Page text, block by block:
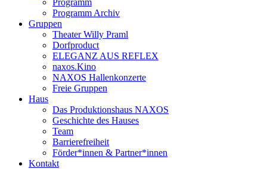
Programm Archiv
Gruppen
Theater Willy Praml
Dorfproduct
ELEGANZ AUS REFLEX
naxos.Kino
NAXOS Hallenkonzerte
Freie Gruppen
Haus
Das Produktionshaus NAXOS
Geschichte des Hauses
Team
Barrierefreiheit
Förder*innen & Partner*innen
Kontakt